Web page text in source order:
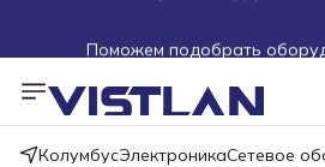
Пуско-наладочные
Пришлите запрос на e-
КолумбусЭлектроникаСетевое